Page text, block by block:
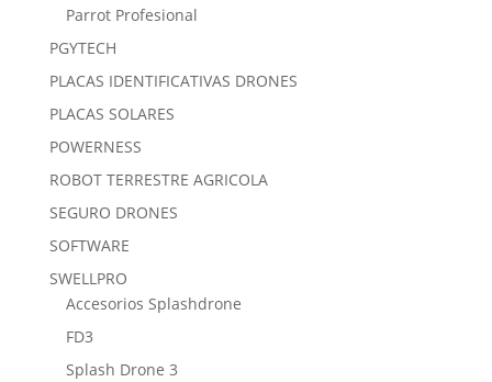
Parrot Profesional
PGYTECH
PLACAS IDENTIFICATIVAS DRONES
PLACAS SOLARES
POWERNESS
ROBOT TERRESTRE AGRICOLA
SEGURO DRONES
SOFTWARE
SWELLPRO
Accesorios Splashdrone
FD3
Splash Drone 3